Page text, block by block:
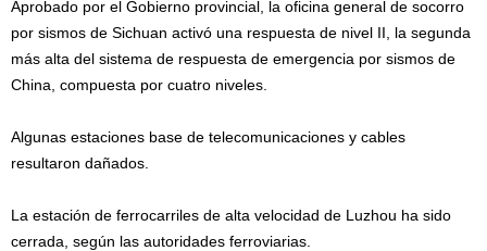
Aprobado por el Gobierno provincial, la oficina general de socorro
por sismos de Sichuan activó una respuesta de nivel II, la segunda
más alta del sistema de respuesta de emergencia por sismos de
China, compuesta por cuatro niveles.
Algunas estaciones base de telecomunicaciones y cables
resultaron dañados.
La estación de ferrocarriles de alta velocidad de Luzhou ha sido
cerrada, según las autoridades ferroviarias.